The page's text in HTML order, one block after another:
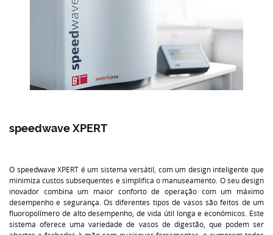
speedwave XPERT
O speedwave XPERT é um sistema versátil, com um design inteligente que
minimiza custos subsequentes e simplifica o manuseamento. O seu design
inovador combina um maior conforto de operação com um máximo
desempenho e segurança. Os diferentes tipos de vasos são feitos de um
fluoropolímero de alto desempenho, de vida útil longa e económicos. Este
sistema oferece uma variedade de vasos de digestão, que podem ser